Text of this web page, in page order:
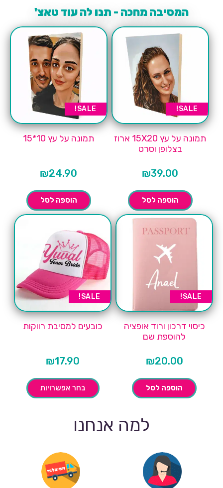
המסיבה מחכה - תנו לה עוד טאצ'
SALE!
תמונה על עץ 15X20 ארוז
בצלופן וסרט
₪39.00
הוספה לסל
SALE!
תמונה על עץ 10*15
₪24.90
הוספה לסל
SALE!
כיסוי דרכון ורוד אופציה
להוספת שם
₪20.00
הוספה לסל
SALE!
כובעים למסיבת רווקות
₪17.90
בחר אפשרויות
למה אנחנו